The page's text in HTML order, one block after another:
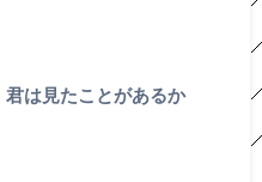
は見たことがあるか